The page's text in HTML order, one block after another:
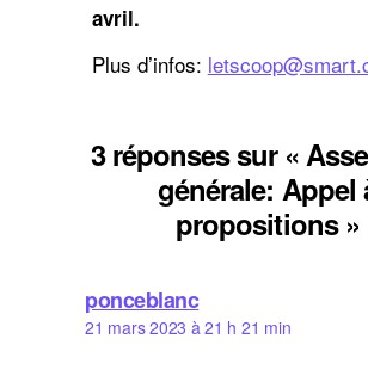
avril.
Plus d’infos:
3 réponses sur «
générale: Appel
propositions »
ponceblancdit :
21 mars 2023 à 21 h 21 min